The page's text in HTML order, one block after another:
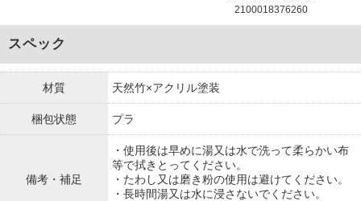
2100018376260
スペック
材質 天然竹×アクリル塗装
梱包状態 プラ
備考・補足
・使用後は早めに湯又は水で洗って柔らかい布
等で拭きとってください。
・たわし又は磨き粉の使用は避けてください。
・長時間湯又は水に浸さないでください。